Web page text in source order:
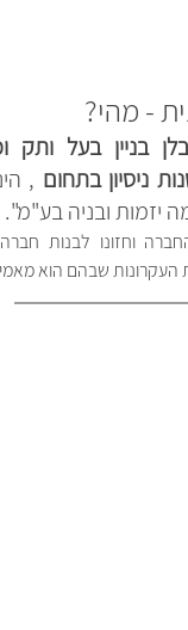
- מהי?
יזמות ובניה בע"מ".
שבהם הוא